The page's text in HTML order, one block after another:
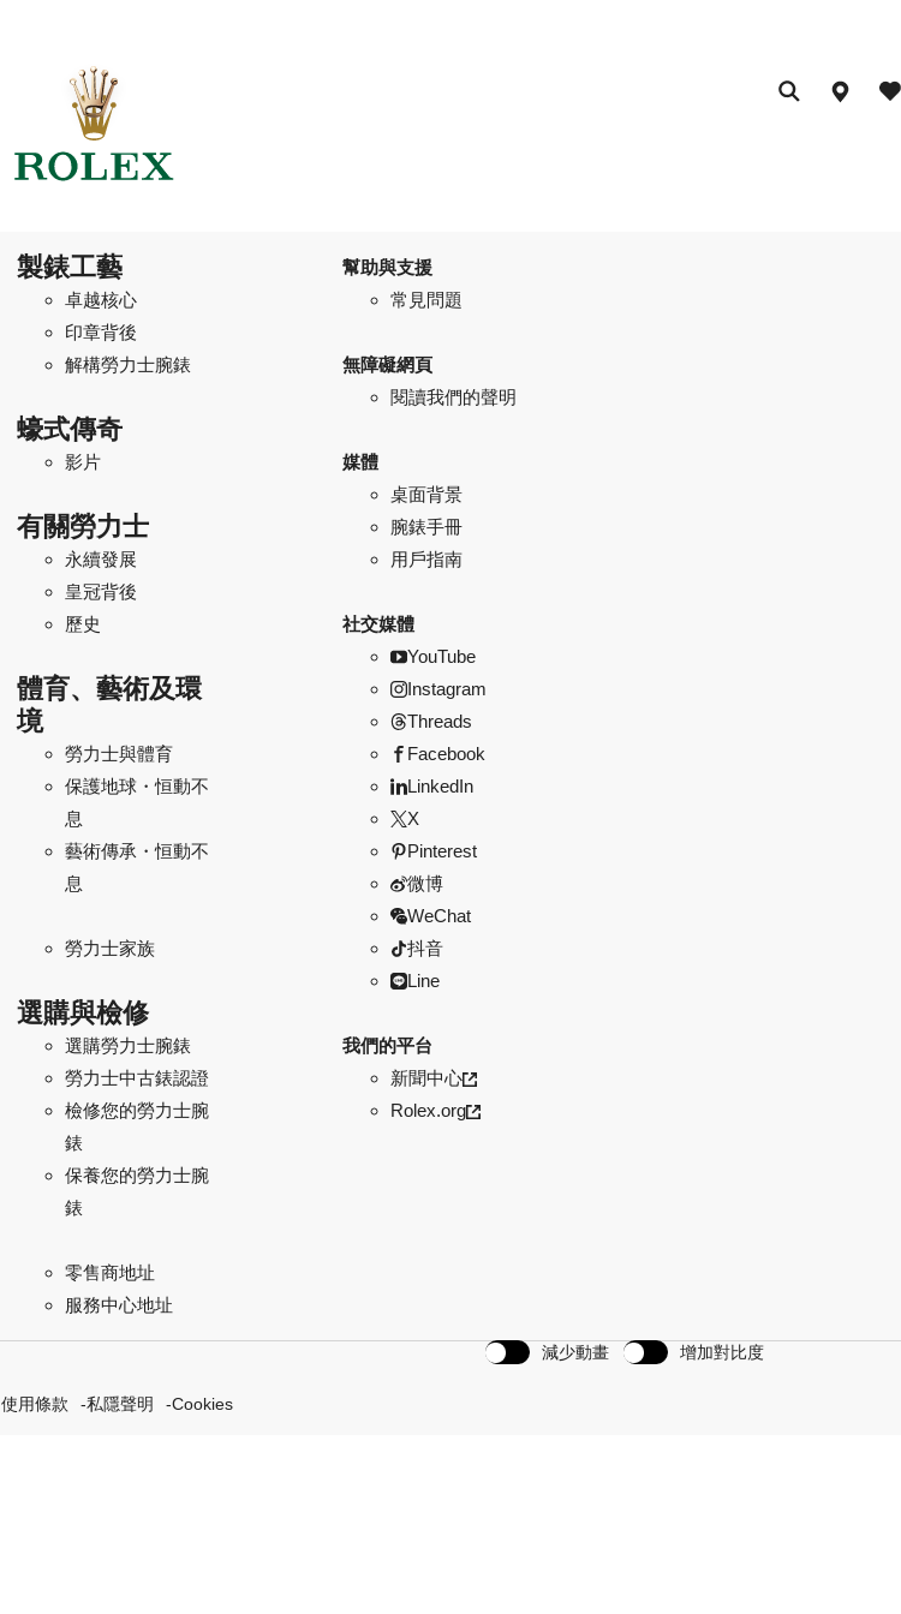
製錶工藝
卓越核心
印章背後
解構勞力士腕錶
蠔式傳奇
影片
有關勞力士
永續發展
皇冠背後
歷史
體育、藝術及環
境
勞力士與體育
保護地球・恒動不
息
藝術傳承・恒動不
息
勞力士家族
選購與檢修
選購勞力士腕錶
勞力士中古錶認證
檢修您的勞力士腕
錶
保養您的勞力士腕
錶
零售商地址
服務中心地址
幫助與支援
常見問題
無障礙網頁
閱讀我們的聲明
媒體
桌面背景
腕錶手冊
用戶指南
社交媒體
YouTube
Instagram
Threads
Facebook
LinkedIn
X
Pinterest
微博
WeChat
抖音
Line
我們的平台
新聞中心
Rolex.org
減少動畫 增加對比度
使用條款 私隱聲明 Cookies